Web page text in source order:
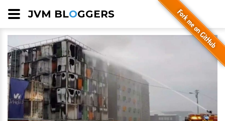
JVM BLOGGERS